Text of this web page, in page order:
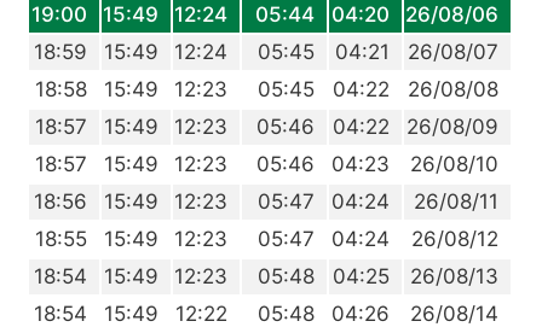
26/08/06
04:20
05:44
12:24
15:49
19:00
26/08/07
04:21
05:45
12:24
15:49
18:59
26/08/08
04:22
05:45
12:23
15:49
18:58
26/08/09
04:22
05:46
12:23
15:49
18:57
26/08/10
04:23
05:46
12:23
15:49
18:57
26/08/11
04:24
05:47
12:23
15:49
18:56
26/08/12
04:24
05:47
12:23
15:49
18:55
26/08/13
04:25
05:48
12:23
15:49
18:54
26/08/14
04:26
05:48
12:22
15:49
18:54